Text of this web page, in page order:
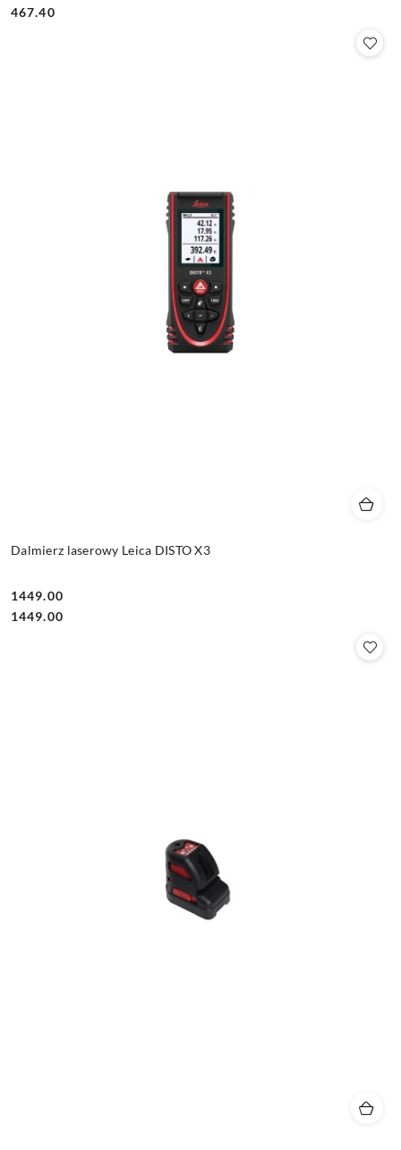
Cena:
Cena:
467.40
Dalmierz laserowy Leica DISTO X3
Cena:
1449.00
Cena:
1449.00